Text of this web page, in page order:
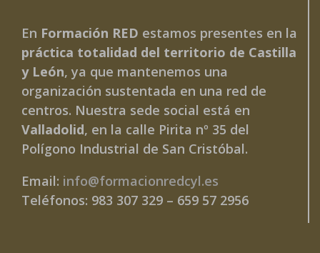
En Formación RED estamos presentes en la
práctica totalidad del territorio de Castilla
y León, ya que mantenemos una
organización sustentada en una red de
centros. Nuestra sede social está en
Valladolid, en la calle Pirita nº 35 del
Polígono Industrial de San Cristóbal.
Email: info@formacionredcyl.es
Teléfonos: 983 307 329 – 659 57 2956